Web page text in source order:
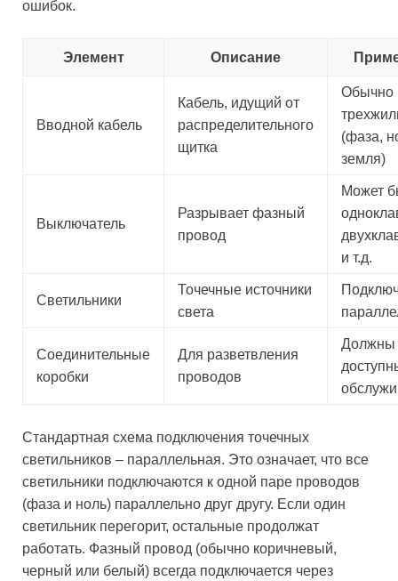
ошибок.
Элемент Описание
Вводной кабель
Кабель, идущий от
распределительного
щитка
Обычно
(фаза,
земля)
Выключатель
Разрывает фазный
провод
Может
и т.д.
Светильники
Точечные источники
света
Соединительные
коробки
Для разветвления
проводов
Должны
Стандартная схема подключения точечных
светильников – параллельная. Это означает, что все
светильники подключаются к одной паре проводов
(фаза и ноль) параллельно друг другу. Если один
светильник перегорит, остальные продолжат
работать. Фазный провод (обычно коричневый,
черный или белый) всегда подключается через